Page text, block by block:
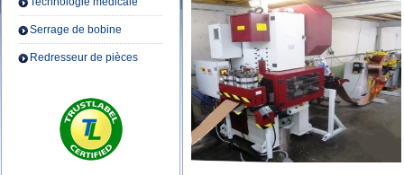
Serrage de bobine
Redresseur de pièces